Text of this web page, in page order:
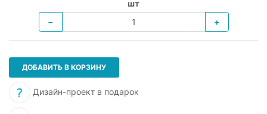
шт
−
+
ДОБАВИТЬ В КОРЗИНУ
Дизайн-проект в подарок